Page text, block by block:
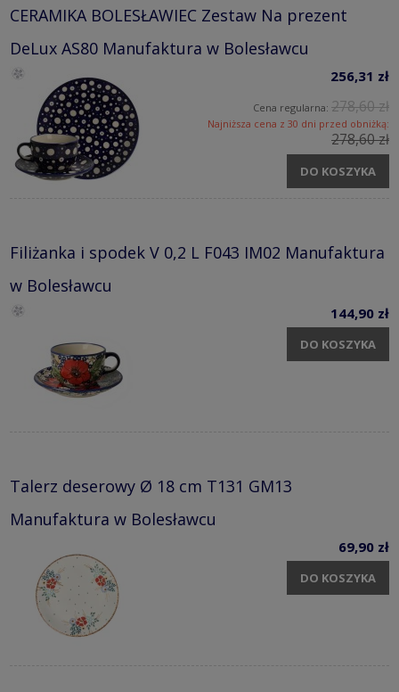
CERAMIKA BOLESŁAWIEC Zestaw Na prezent
DeLux AS80 Manufaktura w Bolesławcu
256,31 zł
Cena regularna: 278,60 zł
Najniższa cena z 30 dni przed obniżką:
278,60 zł
DO KOSZYKA
Filiżanka i spodek V 0,2 L F043 IM02 Manufaktura
w Bolesławcu
144,90 zł
DO KOSZYKA
Talerz deserowy Ø 18 cm T131 GM13
Manufaktura w Bolesławcu
69,90 zł
DO KOSZYKA